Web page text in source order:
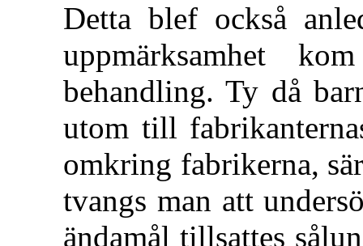
Detta blef också
uppmärksamhet
behandling. Ty då
utom till
omkring fabrikerna,
tvangs man att
ändamåltillsattes